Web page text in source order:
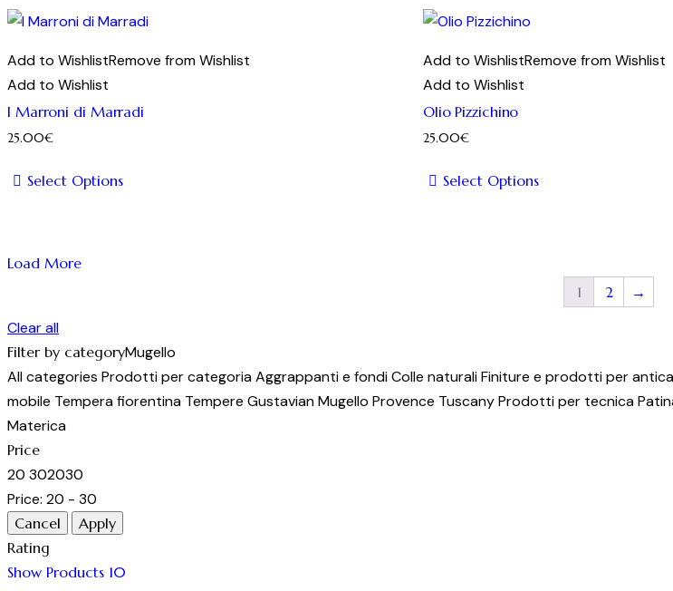
pagina
prodotto
pagina
prodotto
ha
più
varianti.
possono
essere
del
ha
più
varianti.
possono
essere
Add to WishlistRemove from Wishlist
Add to Wishlist
I Marroni di Marradi
25.00€
Select Options
ha
Le
opzioni
possono
essere
scelte
nella
pagina
del
prodotto
Add to WishlistRemove from Wishlist
Add to Wishlist
Olio Pizzichino
25.00€
Select Options
possono
essere
Load More
1
2 →
Clear all
Filter by categoryMugello
All categories Prodotti per categoriaAggrappanti e fondiColle naturaliFiniture e prodotti per
mobile Tempera fiorentina Tempere GustavianMugello Provence TuscanyProdotti per tecnica
Materica
Price
20 302030
Price: 20 - 30
Rating
Show Products 10